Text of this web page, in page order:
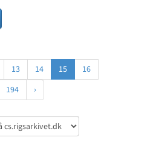
13 14 15
16
194 ›